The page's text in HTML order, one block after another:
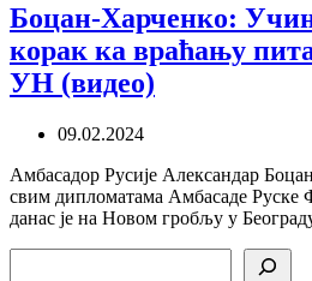
Боцан-Харченко:
корак ка враћању
УН (видео)
09.02.2024
Амбасадор Русије Александар
свим дипломатама Амбасаде Руске
данас је на Новом гробљу у